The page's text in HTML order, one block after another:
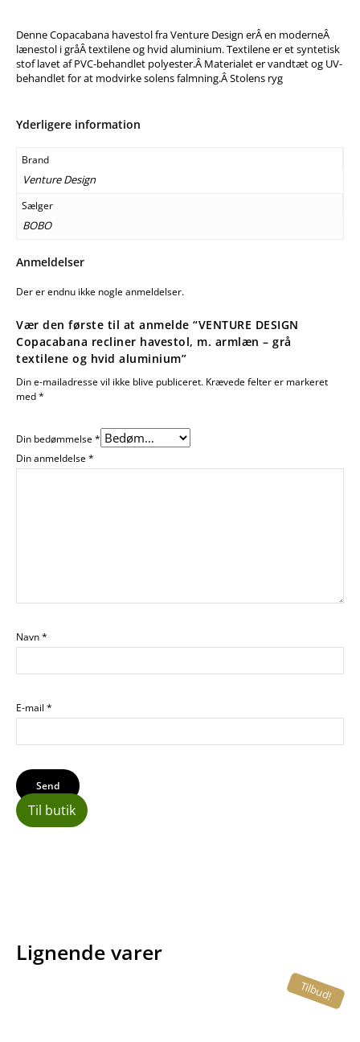
Denne Copacabana havestol fra Venture Design erÂ en moderneÂ
lænestol i gråÂ textilene og hvid aluminium. Textilene er et syntetisk
stof lavet af PVC-behandlet polyester.Â Materialet er vandtæt og UV-
behandlet for at modvirke solens falmning.Â Stolens ryg
Yderligere information
Brand
Venture Design
Sælger
BOBO
Anmeldelser
Der er endnu ikke nogle anmeldelser.
Vær den første til at anmelde “VENTURE DESIGN
Copacabana recliner havestol, m. armlæn – grå
textilene og hvid aluminium”
Din e-mailadresse vil ikke blive publiceret. Krævede felter er markeret
med*
Din bedømmelse*
Din anmeldelse*
Navn*
E-mail *
Til butik
Lignende varer
Tilbud!